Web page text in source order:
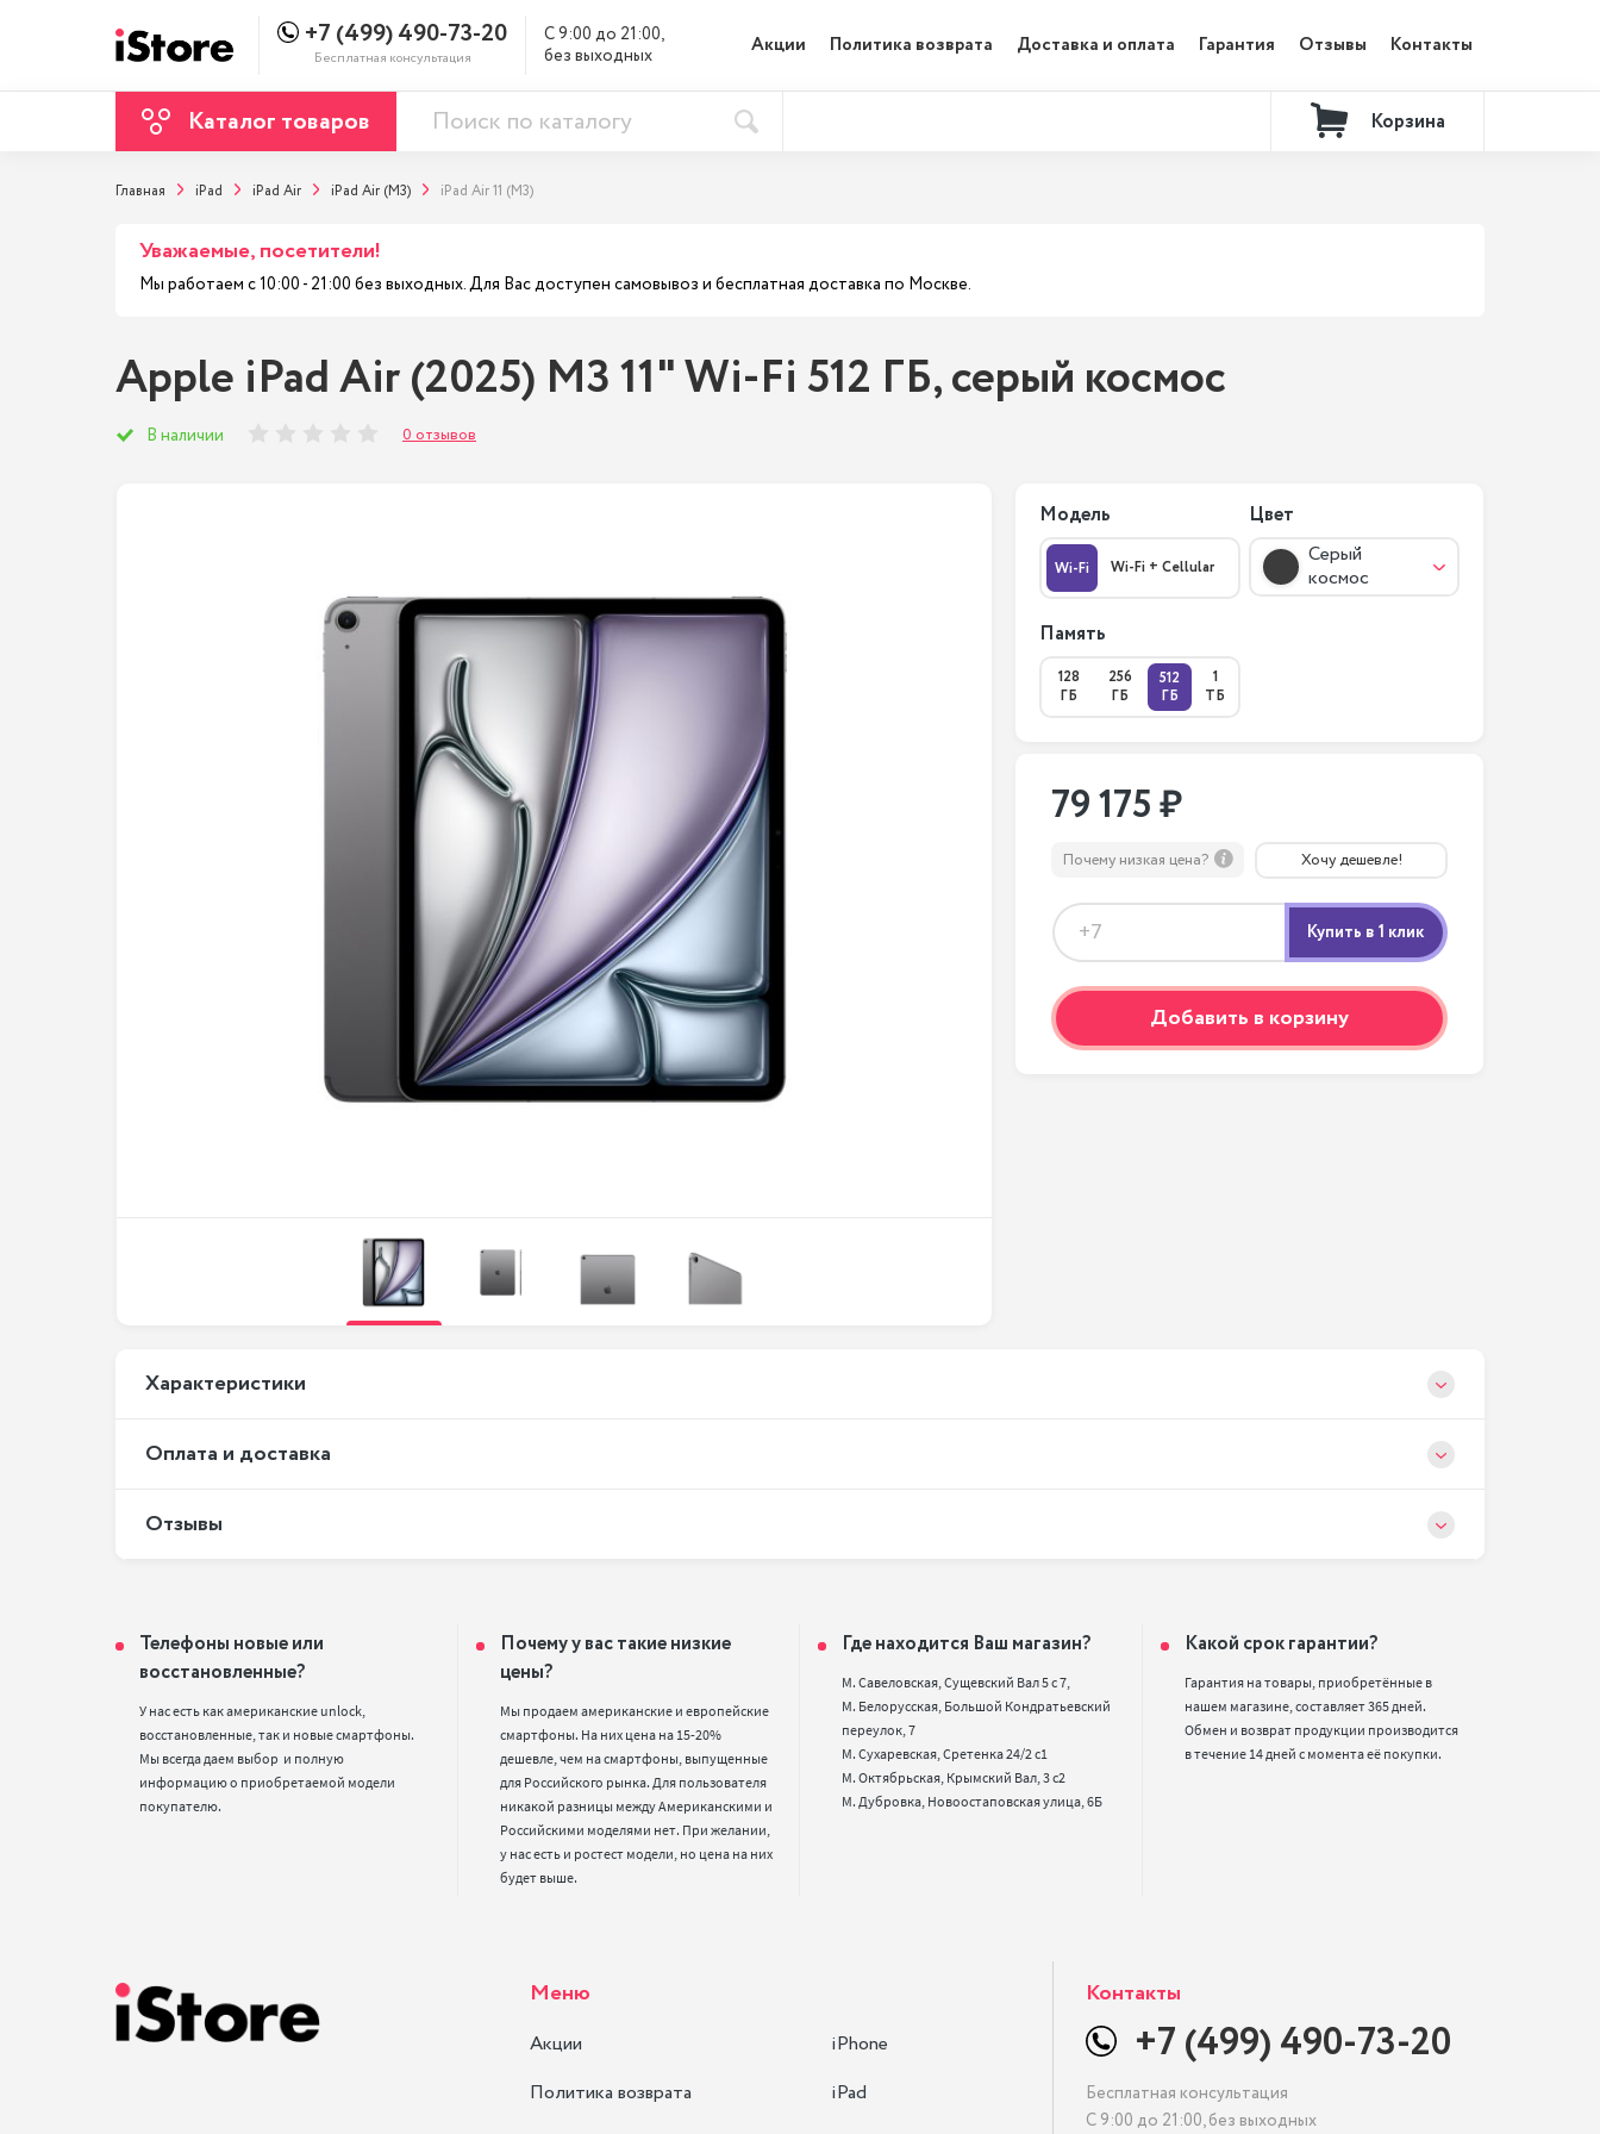
+7 (499) 490-73-20
Бесплатная консультация
С 9:00 до 21:00,
без выходных
Акции Политика возврата Доставка и оплата Гарантия Отзывы Контакты
Каталог товаров Корзина
Главная iPad iPad Air iPad Air (M3) iPad Air 11 (M3)
Уважаемые, посетители!
Мы работаем с 10:00 - 21:00 без выходных. Для Вас доступен самовывоз и бесплатная доставка по Москве.
Apple iPad Air (2025) M3 11" Wi-Fi 512 ГБ, серый космос
В наличии 0 отзывов
Модель
Wi-Fi Wi-Fi + Cellular
Цвет
Серый
космос
Память
128
ГБ
256
ГБ
512
ГБ
1
ТБ
79 175 ₽
Почему низкая цена? Хочу дешевле!
Добавить в корзину
Xарактеристики
Оплата и доставка
Отзывы
Телефоны новые или
восстановленные?
У нас есть как американские unlock,
восстановленные, так и новые смартфоны.
Мы всегда даем выбор  и полную
информацию о приобретаемой модели
покупателю.
Почему у вас такие низкие
цены?
Мы продаем американские и европейские
смартфоны. На них цена на 15-20%
дешевле, чем на смартфоны, выпущенные
для Российского рынка. Для пользователя
никакой разницы между Американскими и
Российскими моделями нет. При желании,
у нас есть и ростест модели, но цена на них
будет выше.
Где находится Ваш магазин?
М. Савеловская, Сущевский Вал 5 с 7,
М. Белорусская, Большой Кондратьевский
переулок, 7
М. Сухаревская, Сретенка 24/2 с1
М. Октябрьская, Крымский Вал, 3 с2
Какой срок гарантии?
Гарантия на товары, приобретённые в
нашем магазине, составляет 365 дней.
Обмен и возврат продукции производится
в течение 14 дней с момента её покупки.
Меню
Акции
Политика возврата
iPhone
iPad
Контакты
+7 (499) 490-73-20
Бесплатная консультация
С 9:00 до 21:00, без выходных